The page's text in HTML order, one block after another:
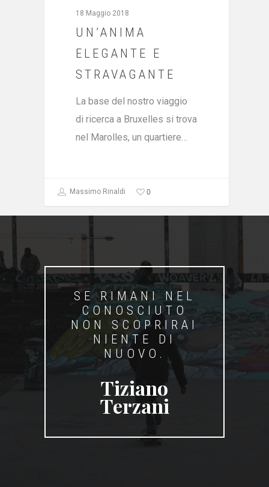
18 Maggio 2018
UN’ANIMA
ELEGANTE E
STRAVAGANTE
La base del nostro viaggio
di ricerca a Bruxelles si trova
nel Marolles, un quartiere…
Massimo Rinaldi 0
SE RIMANI NEL
CONOSCIUTO
NON SCOPRIRAI
NIENTE DI
NUOVO.
Tiziano
Terzani